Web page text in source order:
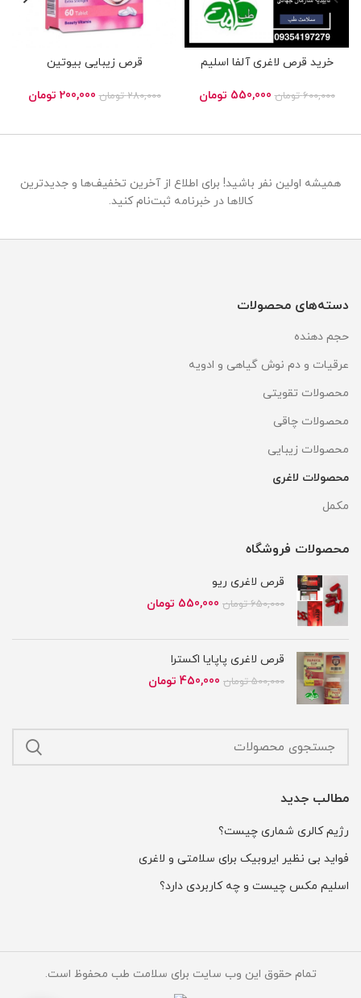
قیمت
بود.
قرص زیبایی بیوتین
280,000 تومان
قیمت
بود.
200,000 تومان
است.
خرید قرص لاغری آلفا اسلیم
600,000 تومان 550,000 تومان
همیشه اولین نفر باشید! برای اطلاع از آخرین تخفیف‌ها و جدیدترین
کالاها در خبرنامه ثبت‌نام کنید.
دسته‌های محصولات
حجم دهنده
عرقیات و دم نوش گیاهی و ادویه
محصولات تقویتی
محصولات چاقی
محصولات زیبایی
محصولات لاغری
مکمل
محصولات فروشگاه
قرص لاغری ریو
650,000 تومان قیمت
550,000 تومان
قرص لاغری پاپایا اکسترا
500,000 تومان قیمت
بود.
450,000 تومان
است.
مطالب جدید
رژیم کالری شماری چیست؟
فواید بی نظیر ایروبیک برای سلامتی و لاغری
اسلیم مکس چیست و چه کاربردی دارد؟
تمام حقوق این وب سایت برای سلامت طب محفوظ است.